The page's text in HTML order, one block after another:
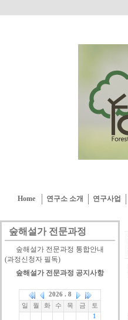
Home 연구소 소개 연구사업
숲해설가 전문과정
숲해설가 전문과정 통합안내
(과정신청자 필독)
숲해설가 전문과정 공지사항